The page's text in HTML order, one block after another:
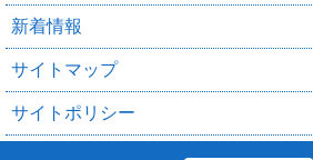
新着情報
サイトマップ
サイトポリシー